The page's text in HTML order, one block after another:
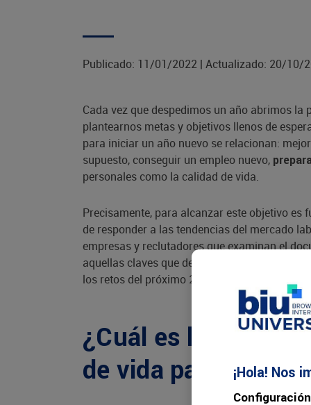
Publicado: 11/01/2022 | Actualizado: 20/10/
Cada vez que despedimos un año abrimos
plantearnos metas y objetivos llenos de
para iniciar un año nuevo se relacionan:
supuesto, conseguir un empleo nuevo,
personales como la calidad de vida.
Precisamente, para alcanzar este objetivo
de responder a las tendencias del mercado
empresas y reclutadores que examinan el
aquellas claves que debes tener en cuenta para
los retos del próximo 2022.
¿Cuál es la
de vida para el¡Hola! Nos